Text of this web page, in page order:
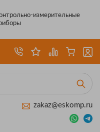
измерительные
zakaz@eskomp.ru